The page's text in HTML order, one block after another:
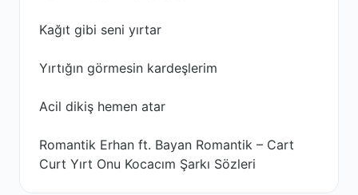
Kağıt gibi seni yırtar
Yırtığın görmesin kardeşlerim
Acil dikiş hemen atar
Romantik Erhan ft. Bayan Romantik – Cart
Curt Yırt Onu Kocacım Şarkı Sözleri